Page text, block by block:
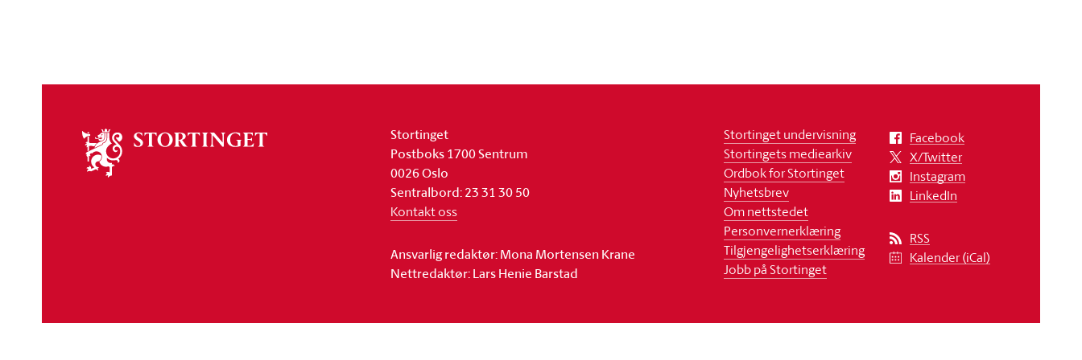
stortinget
Stortinget
Postboks 1700 Sentrum
0026 Oslo
Sentralbord: 23 31 30 50
Kontakt oss
Ansvarlig redaktør: Mona Mortensen Krane
Nettredaktør: Lars Henie Barstad
Stortinget undervisning
Stortingets mediearkiv
Ordbok for Stortinget
Nyhetsbrev
Om nettstedet
Personvernerklæring
Tilgjengelighetserklæring
Jobb på Stortinget
Facebook
X/Twitter
Instagram
LinkedIn
RSS
Kalender (iCal)